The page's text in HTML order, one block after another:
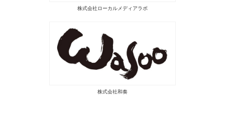
株式会社ローカルメディアラボ
株式会社和奏